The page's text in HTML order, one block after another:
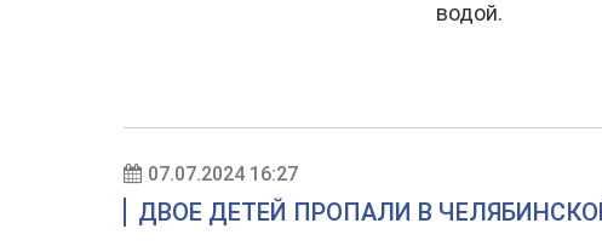
водой.
07.07.2024 16:27
ДВОЕ ДЕТЕЙ ПРОПАЛИ В